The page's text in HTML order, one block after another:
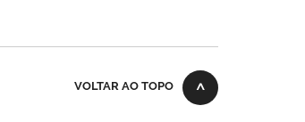
VOLTAR AO TOPO